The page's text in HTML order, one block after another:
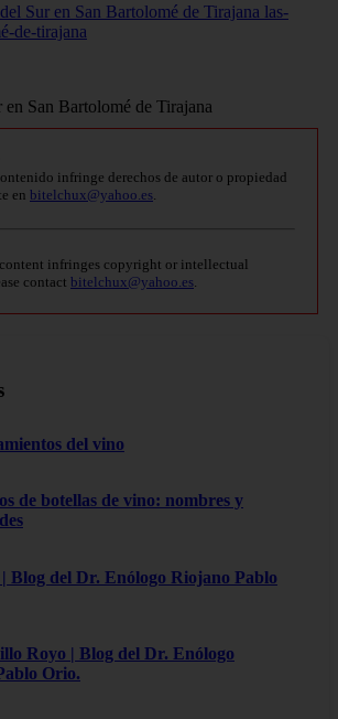
Sur en San Bartolomé de Tirajana las-
de-tirajana
infringe derechos de autor o propiedad
en bitelchux@yahoo.es
infringes copyright or intellectual
contact bitelchux@yahoo.es
del vino
de botellas de vino: nombres y
Blog del Dr. Enólogo Riojano Pablo
Royo | Blog del Dr. Enólogo
Orio.